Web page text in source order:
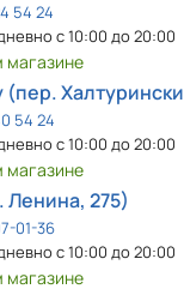
54 24
с 10:00 до 20:00
магазине
54 24
с 10:00 до 20:00
магазине
Ленина, 275)
01-36
с 10:00 до 20:00
магазине